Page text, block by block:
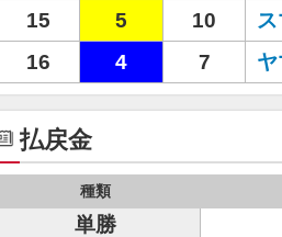
15
5 10
16
4 7
払戻金
種類
単勝